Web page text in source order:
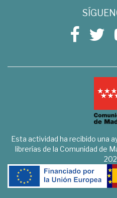
Esta actividad ha recibido una
librerías de la Comunidad de